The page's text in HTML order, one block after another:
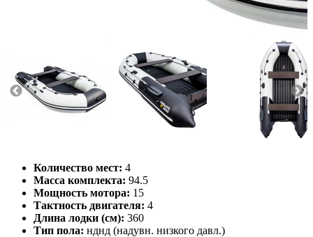
Количество мест: 4
Масса комплекта: 94.5
Мощность мотора: 15
Тактность двигателя: 4
Длина лодки (см): 360
Тип пола: нднд (надувн. низкого давл.)